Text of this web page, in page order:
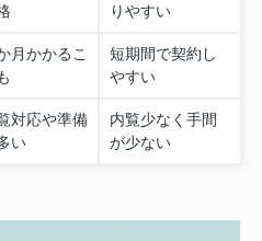
りやすい
月かかるこ
短期間で契約し
やすい
対応や準備
い
内覧少なく手間
が少ない